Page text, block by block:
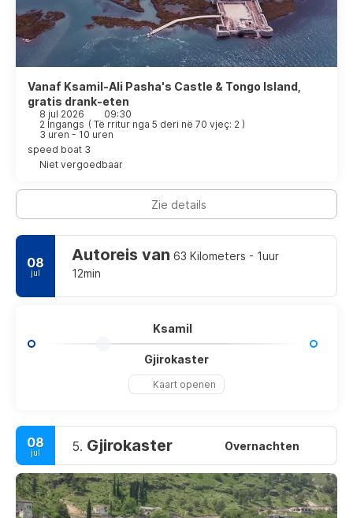
Vanaf Ksamil-Ali Pasha's Castle & Tongo Island,
gratis drank-eten
8 jul 2026
09:30
2 Ingangs ( Të rritur nga 5 deri në 70 vjeç: 2 )
3 uren - 10 uren
speed boat 3
Niet vergoedbaar
Zie details
08
jul
Autoreis van 63 Kilometers - 1uur
12min
Ksamil
Gjirokaster
Kaart openen
08
jul 5. Gjirokaster Overnachten